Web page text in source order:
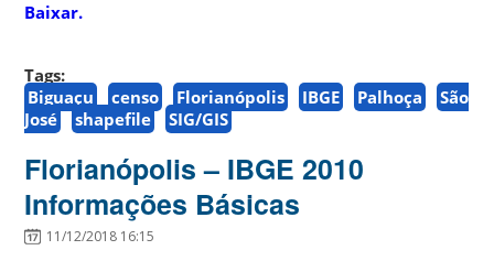
Baixar.
Tags:
Biguaçu
censo Florianópolis IBGE Palhoça
São
José
shapefile SIG/GIS
Florianópolis – IBGE 2010
Informações Básicas
11/12/2018 16:15